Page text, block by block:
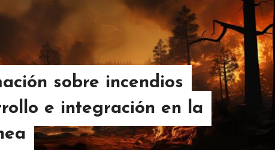
sobre incendios
e integración en la